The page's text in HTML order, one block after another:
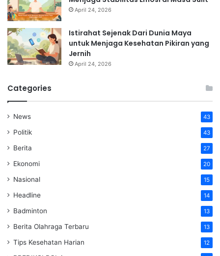
April 24, 2026
Istirahat Sejenak Dari Dunia Maya
untuk Menjaga Kesehatan Pikiran yang
Jernih
April 24, 2026
Categories
News 43
Politik 43
Berita 27
Ekonomi 20
Nasional 15
Headline 14
Badminton 13
Berita Olahraga Terbaru 13
Tips Kesehatan Harian 12